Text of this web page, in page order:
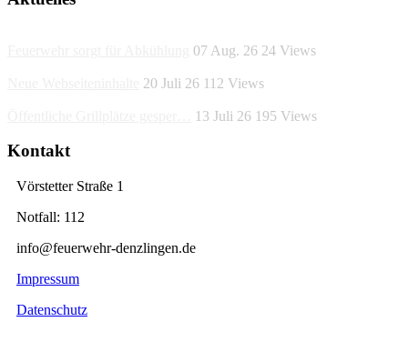
07 Aug. 26 24 Views
20 Juli 26 112 Views
13 Juli 26 195 Views
Kontakt
Vörstetter Straße 1
Notfall: 112
info@feuerwehr-denzlingen.de
Impressum
Datenschutz